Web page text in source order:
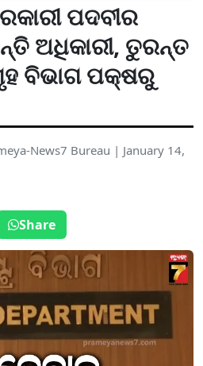
ପଦବୀର
ଅଧିକାରୀ, ତୁରନ୍ତ
ବିଭାଗ ପକ୍ଷରୁ
News7 Bureau | January 14,
Share